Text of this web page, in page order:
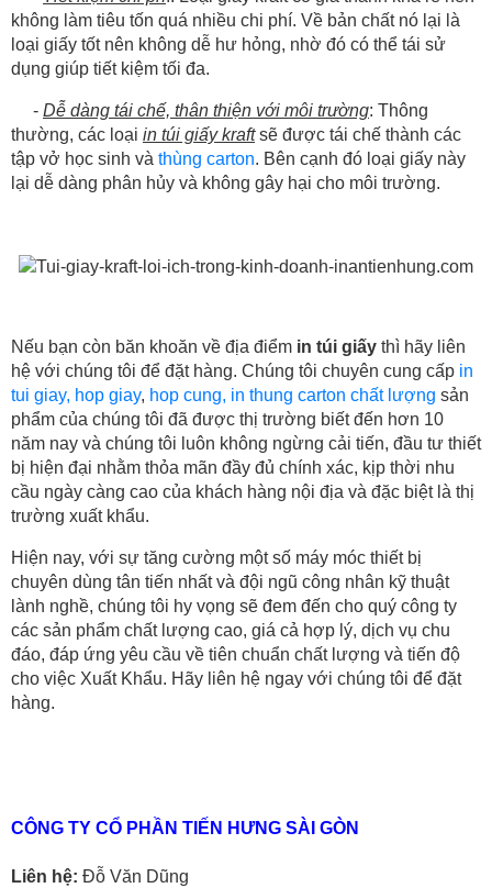
không làm tiêu tốn quá nhiều chi phí. Về bản chất nó lại là
loại giấy tốt nên không dễ hư hỏng, nhờ đó có thể tái sử
dụng giúp tiết kiệm tối đa.
- Dễ dàng tái chế, thân thiện với môi trường: Thông
thường, các loại in túi giấy kraftsẽ được tái chế thành các
tập vở học sinh và thùng carton. Bên cạnh đó loại giấy này
lại dễ dàng phân hủy và không gây hại cho môi trường.
Nếu bạn còn băn khoăn về địa điểm in túi giấy thì hãy liên
hệ với chúng tôi để đặt hàng. Chúng tôi chuyên cung cấp in
tui giay, hop giay, hop cung, in thung carton chất lượng sản
phẩm của chúng tôi đã được thị trường biết đến hơn 10
năm nay và chúng tôi luôn không ngừng cải tiến, đầu tư thiết
bị hiện đại nhằm thỏa mãn đầy đủ chính xác, kịp thời nhu
cầu ngày càng cao của khách hàng nội địa và đặc biệt là thị
trường xuất khẩu.
Hiện nay, với sự tăng cường một số máy móc thiết bị
chuyên dùng tân tiến nhất và đội ngũ công nhân kỹ thuật
lành nghề, chúng tôi hy vọng sẽ đem đến cho quý công ty
các sản phẩm chất lượng cao, giá cả hợp lý, dịch vụ chu
đáo, đáp ứng yêu cầu về tiên chuẩn chất lượng và tiến độ
cho việc Xuất Khẩu. Hãy liên hệ ngay với chúng tôi để đặt
hàng.
CÔNG TY CỔ PHẦN TIẾN HƯNG SÀI GÒN
Liên hệ: Đỗ Văn Dũng